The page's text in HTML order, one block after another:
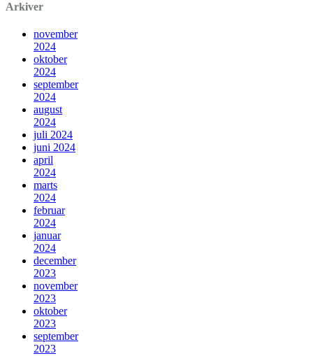
Arkiver
november
2024
oktober
2024
september
2024
august
2024
juli 2024
juni 2024
april
2024
marts
2024
februar
2024
januar
2024
december
2023
november
2023
oktober
2023
september
2023